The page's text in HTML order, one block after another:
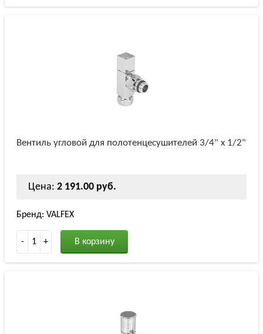
Вентиль угловой для полотенцесушителей 3/4" х 1/2"
Цена: 2 191.00 руб.
Бренд: VALFEX
- 1 + В корзину